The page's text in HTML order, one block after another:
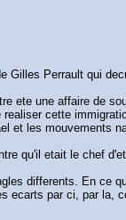
Gilles Perrault qui
ete une affaire de
cette
et les mouvements
qu'il etait le chef
differents. En ce
ecarts par ci, par la,